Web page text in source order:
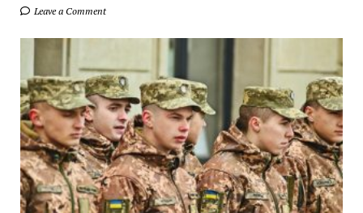
Leave a Comment